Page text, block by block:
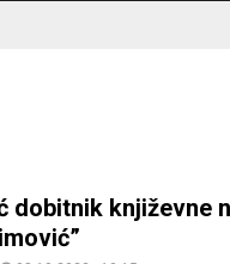
dobitnik književne